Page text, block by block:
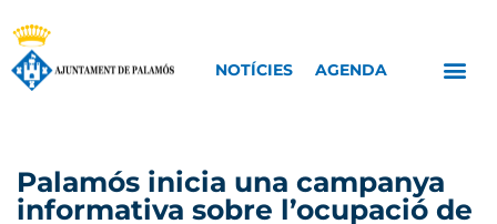
NOTÍCIES AGENDA
Palamós inicia una campanya
informativa sobre l’ocupació de